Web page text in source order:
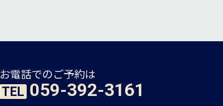
お電話でのご予約は
TEL 059-392-3161